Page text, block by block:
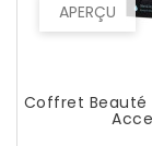
APERÇU
Coffret Beauté